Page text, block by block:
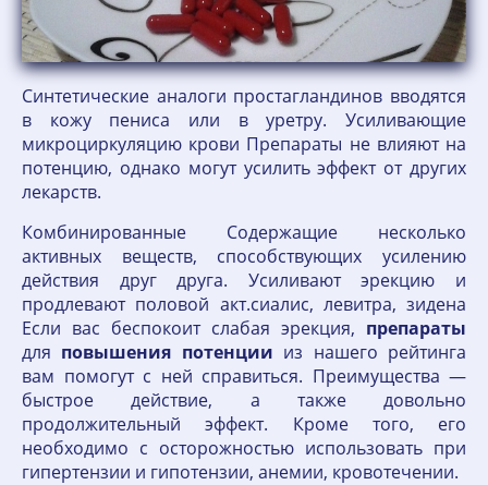
Синтетические аналоги простагландинов вводятся
в кожу пениса или в уретру. Усиливающие
микроциркуляцию крови Препараты не влияют на
потенцию, однако могут усилить эффект от других
лекарств.
Комбинированные Содержащие несколько
активных веществ, способствующих усилению
действия друг друга. Усиливают эрекцию и
продлевают половой акт.сиалис, левитра, зидена
Если вас беспокоит слабая эрекция, препараты
для повышения потенции из нашего рейтинга
вам помогут с ней справиться. Преимущества —
быстрое действие, а также довольно
продолжительный эффект. Кроме того, его
необходимо с осторожностью использовать при
гипертензии и гипотензии, анемии, кровотечении.